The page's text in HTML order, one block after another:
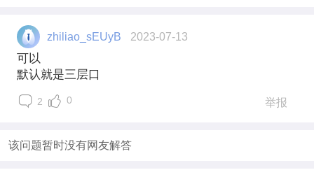
zhiliao_sEUyB 2023-07-13
可以
默认就是三层口
2 0 举报
该问题暂时没有网友解答